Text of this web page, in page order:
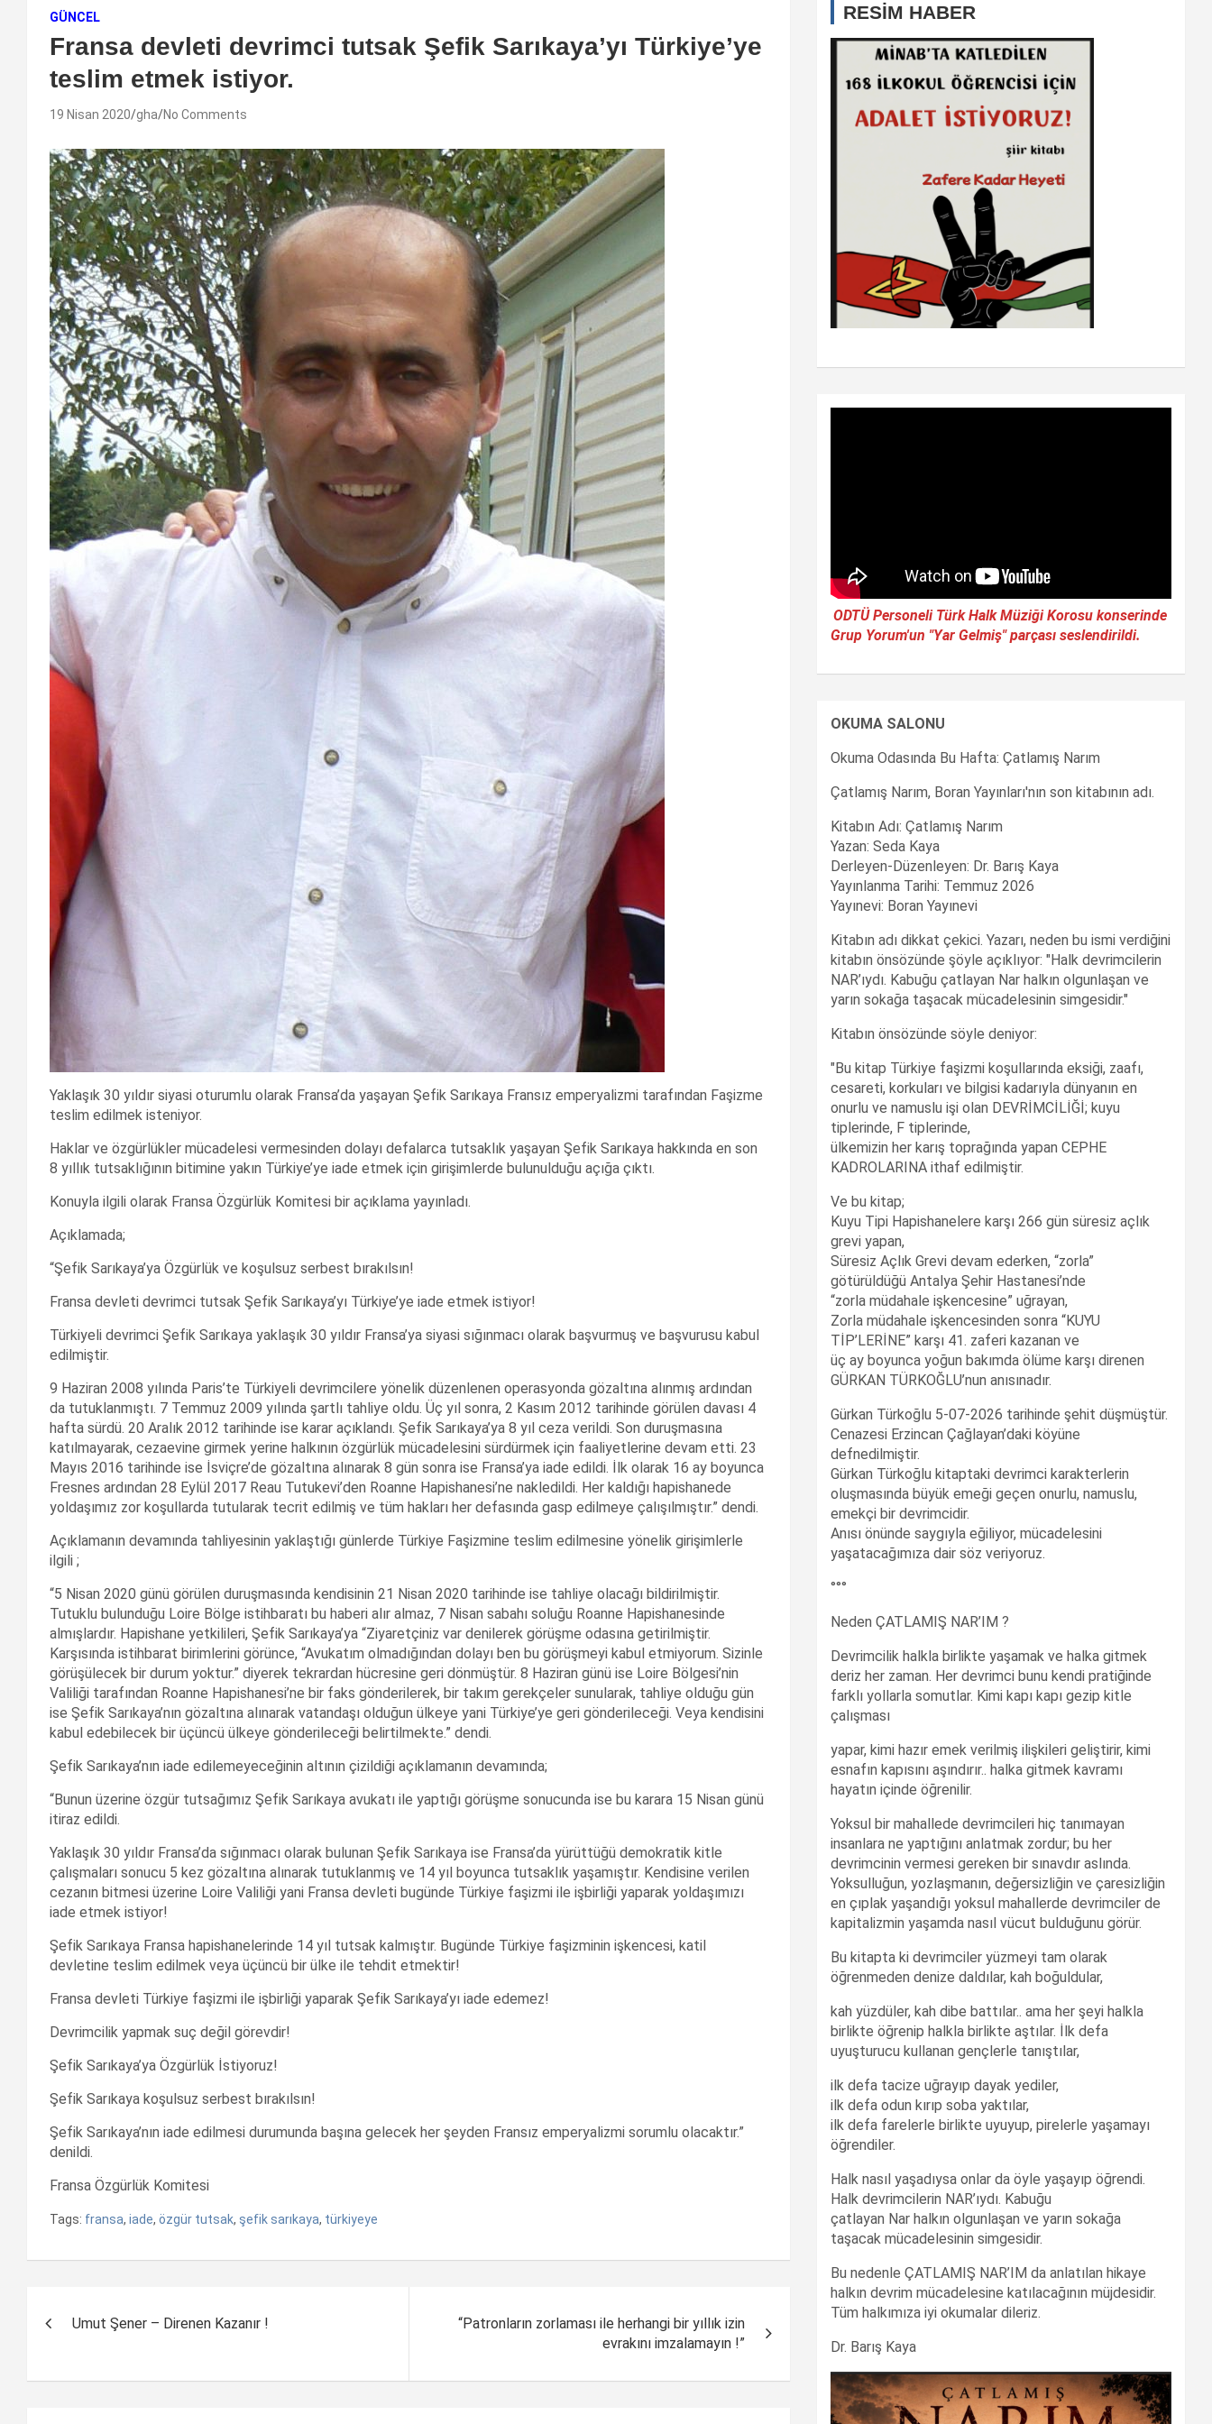
GÜNCEL
Fransa devleti devrimci tutsak Şefik Sarıkaya’yı Türkiye’ye
teslim etmek istiyor.
19 Nisan 2020 gha No Comments
Yaklaşık 30 yıldır siyasi oturumlu olarak Fransa’da yaşayan Şefik Sarıkaya Fransız emperyalizmi tarafından Faşizme
teslim edilmek isteniyor.
Haklar ve özgürlükler mücadelesi vermesinden dolayı defalarca tutsaklık yaşayan Şefik Sarıkaya hakkında en son
8 yıllık tutsaklığının bitimine yakın Türkiye’ye iade etmek için girişimlerde bulunulduğu açığa çıktı.
Konuyla ilgili olarak Fransa Özgürlük Komitesi bir açıklama yayınladı.
Açıklamada;
“Şefik Sarıkaya’ya Özgürlük ve koşulsuz serbest bırakılsın!
Fransa devleti devrimci tutsak Şefik Sarıkaya’yı Türkiye’ye iade etmek istiyor!
Türkiyeli devrimci Şefik Sarıkaya yaklaşık 30 yıldır Fransa’ya siyasi sığınmacı olarak başvurmuş ve başvurusu kabul
edilmiştir.
9 Haziran 2008 yılında Paris’te Türkiyeli devrimcilere yönelik düzenlenen operasyonda gözaltına alınmış ardından
da tutuklanmıştı. 7 Temmuz 2009 yılında şartlı tahliye oldu. Üç yıl sonra, 2 Kasım 2012 tarihinde görülen davası 4
hafta sürdü. 20 Aralık 2012 tarihinde ise karar açıklandı. Şefik Sarıkaya’ya 8 yıl ceza verildi. Son duruşmasına
katılmayarak, cezaevine girmek yerine halkının özgürlük mücadelesini sürdürmek için faaliyetlerine devam etti. 23
Mayıs 2016 tarihinde ise İsviçre’de gözaltına alınarak 8 gün sonra ise Fransa’ya iade edildi. İlk olarak 16 ay boyunca
Fresnes ardından 28 Eylül 2017 Reau Tutukevi’den Roanne Hapishanesi’ne nakledildi. Her kaldığı hapishanede
yoldaşımız zor koşullarda tutularak tecrit edilmiş ve tüm hakları her defasında gasp edilmeye çalışılmıştır.” dendi.
Açıklamanın devamında tahliyesinin yaklaştığı günlerde Türkiye Faşizmine teslim edilmesine yönelik girişimlerle
ilgili ;
“5 Nisan 2020 günü görülen duruşmasında kendisinin 21 Nisan 2020 tarihinde ise tahliye olacağı bildirilmiştir.
Tutuklu bulunduğu Loire Bölge istihbaratı bu haberi alır almaz, 7 Nisan sabahı soluğu Roanne Hapishanesinde
almışlardır. Hapishane yetkilileri, Şefik Sarıkaya’ya “Ziyaretçiniz var denilerek görüşme odasına getirilmiştir.
Karşısında istihbarat birimlerini görünce, “Avukatım olmadığından dolayı ben bu görüşmeyi kabul etmiyorum. Sizinle
görüşülecek bir durum yoktur.” diyerek tekrardan hücresine geri dönmüştür. 8 Haziran günü ise Loire Bölgesi’nin
Valiliği tarafından Roanne Hapishanesi’ne bir faks gönderilerek, bir takım gerekçeler sunularak, tahliye olduğu gün
ise Şefik Sarıkaya’nın gözaltına alınarak vatandaşı olduğun ülkeye yani Türkiye’ye geri gönderileceği. Veya kendisini
kabul edebilecek bir üçüncü ülkeye gönderileceği belirtilmekte.” dendi.
Şefik Sarıkaya’nın iade edilemeyeceğinin altının çizildiği açıklamanın devamında;
“Bunun üzerine özgür tutsağımız Şefik Sarıkaya avukatı ile yaptığı görüşme sonucunda ise bu karara 15 Nisan günü
itiraz edildi.
Yaklaşık 30 yıldır Fransa’da sığınmacı olarak bulunan Şefik Sarıkaya ise Fransa’da yürüttüğü demokratik kitle
çalışmaları sonucu 5 kez gözaltına alınarak tutuklanmış ve 14 yıl boyunca tutsaklık yaşamıştır. Kendisine verilen
cezanın bitmesi üzerine Loire Valiliği yani Fransa devleti bugünde Türkiye faşizmi ile işbirliği yaparak yoldaşımızı
iade etmek istiyor!
Şefik Sarıkaya Fransa hapishanelerinde 14 yıl tutsak kalmıştır. Bugünde Türkiye faşizminin işkencesi, katil
devletine teslim edilmek veya üçüncü bir ülke ile tehdit etmektir!
Fransa devleti Türkiye faşizmi ile işbirliği yaparak Şefik Sarıkaya’yı iade edemez!
Devrimcilik yapmak suç değil görevdir!
Şefik Sarıkaya’ya Özgürlük İstiyoruz!
Şefik Sarıkaya koşulsuz serbest bırakılsın!
Şefik Sarıkaya’nın iade edilmesi durumunda başına gelecek her şeyden Fransız emperyalizmi sorumlu olacaktır.”
denildi.
Fransa Özgürlük Komitesi
Tags: fransa, iade, özgür tutsak, şefik sarıkaya, türkiyeye
dolaşımı
Umut Şener – Direnen Kazanır !
“Patronların zorlaması ile herhangi bir yıllık izin
evrakını imzalamayın !”
RESİM HABER
ODTÜ Personeli Türk Halk Müziği Korosu konserinde
Grup Yorum'un "Yar Gelmiş" parçası seslendirildi.
OKUMA SALONU
Okuma Odasında Bu Hafta: Çatlamış Narım
Çatlamış Narım, Boran Yayınları'nın son kitabının adı.
Kitabın Adı: Çatlamış Narım
Yazan: Seda Kaya
Derleyen-Düzenleyen: Dr. Barış Kaya
Yayınlanma Tarihi: Temmuz 2026
Yayınevi: Boran Yayınevi
Kitabın adı dikkat çekici. Yazarı, neden bu ismi verdiğini
kitabın önsözünde şöyle açıklıyor: "Halk devrimcilerin
NAR’ıydı. Kabuğu çatlayan Nar halkın olgunlaşan ve
yarın sokağa taşacak mücadelesinin simgesidir."
Kitabın önsözünde söyle deniyor:
"Bu kitap Türkiye faşizmi koşullarında eksiği, zaafı,
cesareti, korkuları ve bilgisi kadarıyla dünyanın en
onurlu ve namuslu işi olan DEVRİMCİLİĞİ; kuyu
tiplerinde, F tiplerinde,
ülkemizin her karış toprağında yapan CEPHE
KADROLARINA ithaf edilmiştir.
Ve bu kitap;
Kuyu Tipi Hapishanelere karşı 266 gün süresiz açlık
grevi yapan,
Süresiz Açlık Grevi devam ederken, “zorla”
götürüldüğü Antalya Şehir Hastanesi’nde
“zorla müdahale işkencesine” uğrayan,
Zorla müdahale işkencesinden sonra “KUYU
TİP’LERİNE” karşı 41. zaferi kazanan ve
üç ay boyunca yoğun bakımda ölüme karşı direnen
GÜRKAN TÜRKOĞLU’nun anısınadır.
Gürkan Türkoğlu 5-07-2026 tarihinde şehit düşmüştür.
Cenazesi Erzincan Çağlayan’daki köyüne
defnedilmiştir.
Gürkan Türkoğlu kitaptaki devrimci karakterlerin
oluşmasında büyük emeği geçen onurlu, namuslu,
emekçi bir devrimcidir.
Anısı önünde saygıyla eğiliyor, mücadelesini
yaşatacağımıza dair söz veriyoruz.
°°°
Neden ÇATLAMIŞ NAR’IM ?
Devrimcilik halkla birlikte yaşamak ve halka gitmek
deriz her zaman. Her devrimci bunu kendi pratiğinde
farklı yollarla somutlar. Kimi kapı kapı gezip kitle
çalışması
yapar, kimi hazır emek verilmiş ilişkileri geliştirir, kimi
esnafın kapısını aşındırır.. halka gitmek kavramı
hayatın içinde öğrenilir.
Yoksul bir mahallede devrimcileri hiç tanımayan
insanlara ne yaptığını anlatmak zordur; bu her
devrimcinin vermesi gereken bir sınavdır aslında.
Yoksulluğun, yozlaşmanın, değersizliğin ve çaresizliğin
en çıplak yaşandığı yoksul mahallerde devrimciler de
kapitalizmin yaşamda nasıl vücut bulduğunu görür.
Bu kitapta ki devrimciler yüzmeyi tam olarak
öğrenmeden denize daldılar, kah boğuldular,
kah yüzdüler, kah dibe battılar.. ama her şeyi halkla
birlikte öğrenip halkla birlikte aştılar. İlk defa
uyuşturucu kullanan gençlerle tanıştılar,
ilk defa tacize uğrayıp dayak yediler,
ilk defa odun kırıp soba yaktılar,
ilk defa farelerle birlikte uyuyup, pirelerle yaşamayı
öğrendiler.
Halk nasıl yaşadıysa onlar da öyle yaşayıp öğrendi.
Halk devrimcilerin NAR’ıydı. Kabuğu
çatlayan Nar halkın olgunlaşan ve yarın sokağa
taşacak mücadelesinin simgesidir.
Bu nedenle ÇATLAMIŞ NAR’IM da anlatılan hikaye
halkın devrim mücadelesine katılacağının müjdesidir.
Tüm halkımıza iyi okumalar dileriz.
Dr. Barış Kaya